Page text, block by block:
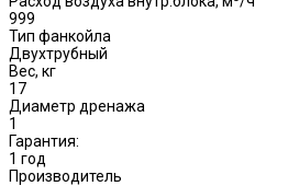
999
Тип фанкойла
Двухтрубный
Вес, кг
17
Диаметр дренажа
1
Гарантия:
1 год
Производитель